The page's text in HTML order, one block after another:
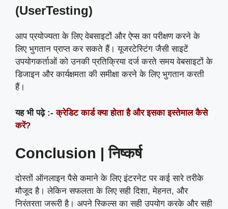
(UserTesting)
आप प्रयोज्यता के लिए वेबसाइटों और ऐप्स का परीक्षण करने के
लिए भुगतान प्राप्त कर सकते हैं। यूजरटेस्टिंग जैसी साइटें
उपयोगकर्ताओं को उनकी प्रतिक्रिया दर्ज करते समय वेबसाइटों के
डिजाइन और कार्यक्षमता की समीक्षा करने के लिए भुगतान करती
हैं।
यह भी पढ़े :- क्रेडिट कार्ड क्या होता है और इसका इस्तेमाल कैसे
करें?
Conclusion |निष्कर्ष
दोस्तों ऑनलाइन पैसे कमाने के लिए इंटरनेट पर कई सारे तरीके
मौजूद है। लेकिन सफलता के लिए सही दिशा, मेहनत, और
निरंतरता जरूरी है। अपने स्किल्स का सही उपयोग करके और सही